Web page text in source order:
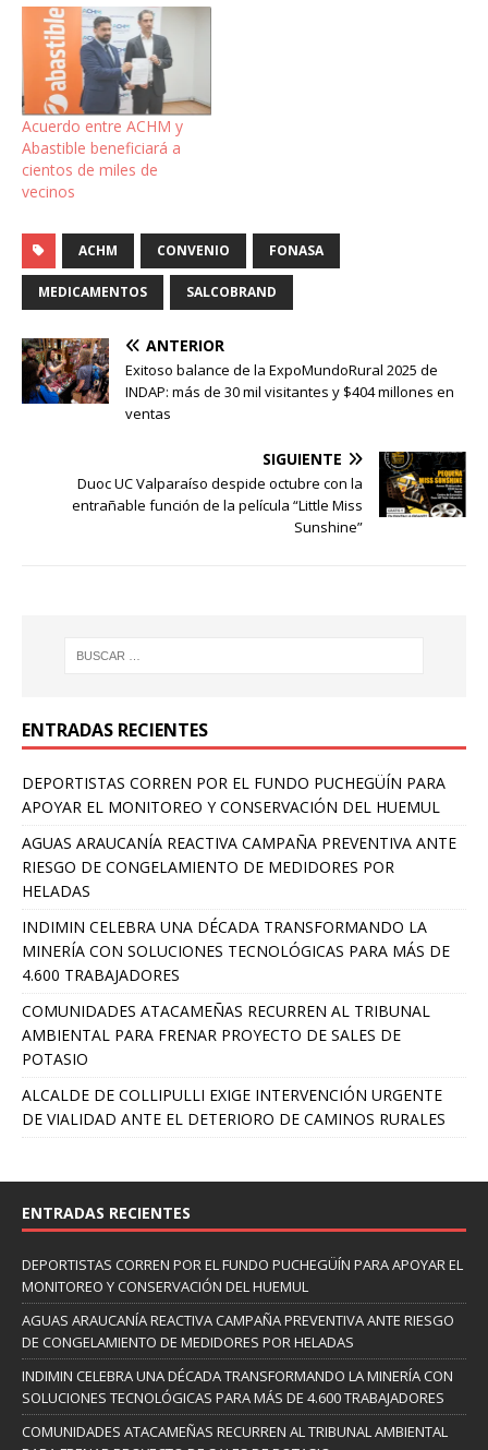
Acuerdo entre ACHM y
Abastible beneficiará a
cientos de miles de
vecinos
ACHM CONVENIO FONASA
MEDICAMENTOS SALCOBRAND
ANTERIOR
Exitoso balance de la ExpoMundoRural 2025 de
INDAP: más de 30 mil visitantes y $404 millones en
ventas
SIGUIENTE
Duoc UC Valparaíso despide octubre con la
entrañable función de la película “Little Miss
Sunshine”
ENTRADAS RECIENTES
DEPORTISTAS CORREN POR EL FUNDO PUCHEGÜÍN PARA
APOYAR EL MONITOREO Y CONSERVACIÓN DEL HUEMUL
AGUAS ARAUCANÍA REACTIVA CAMPAÑA PREVENTIVA ANTE
RIESGO DE CONGELAMIENTO DE MEDIDORES POR
HELADAS
INDIMIN CELEBRA UNA DÉCADA TRANSFORMANDO LA
MINERÍA CON SOLUCIONES TECNOLÓGICAS PARA MÁS DE
4.600 TRABAJADORES
COMUNIDADES ATACAMEÑAS RECURREN AL TRIBUNAL
AMBIENTAL PARA FRENAR PROYECTO DE SALES DE
POTASIO
ALCALDE DE COLLIPULLI EXIGE INTERVENCIÓN URGENTE
DE VIALIDAD ANTE EL DETERIORO DE CAMINOS RURALES
ENTRADAS RECIENTES
DEPORTISTAS CORREN POR EL FUNDO PUCHEGÜÍN PARA APOYAR EL
MONITOREO Y CONSERVACIÓN DEL HUEMUL
AGUAS ARAUCANÍA REACTIVA CAMPAÑA PREVENTIVA ANTE RIESGO
DE CONGELAMIENTO DE MEDIDORES POR HELADAS
INDIMIN CELEBRA UNA DÉCADA TRANSFORMANDO LA MINERÍA CON
SOLUCIONES TECNOLÓGICAS PARA MÁS DE 4.600 TRABAJADORES
COMUNIDADES ATACAMEÑAS RECURREN AL TRIBUNAL AMBIENTAL